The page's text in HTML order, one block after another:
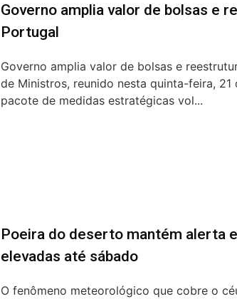
Governo amplia valor de bolsas e
Portugal
Governo amplia valor de bolsas e
de Ministros, reunido nesta quinta-feira,
pacote de medidas estratégicas vol...
Poeira do deserto mantém alerta
elevadas até sábado
O fenômeno meteorológico que cobre o